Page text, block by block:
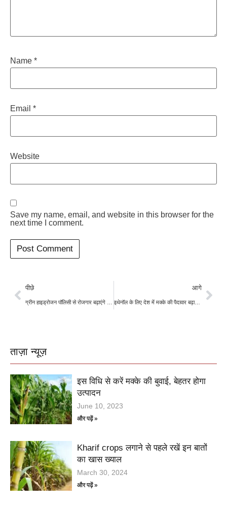
Name *
Email *
Website
Save my name, email, and website in this browser for the
next time I comment.
पीछे आगे
इथेनॉल के लिए देश में मक्के की पैदावार बढ़ाएगा भारत
ताज़ा न्यूज़
इस विधि से करें मक्के की बुवाई, बेहतर होगा
उत्पादन
June 10, 2023
और पढ़ें »
Kharif crops लगाने से पहले रखें इन बातों
का खास ख्याल
March 30, 2024
और पढ़ें »